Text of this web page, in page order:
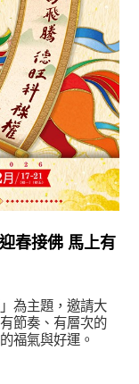
春接佛 馬上有
為主題，邀請大
節奏、有層次的
福氣與好運。